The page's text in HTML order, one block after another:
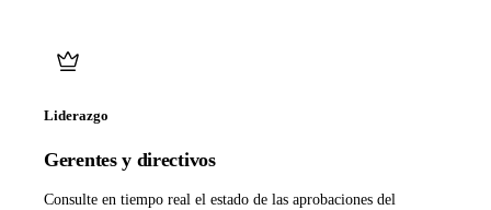
Liderazgo
Gerentes y directivos
Consulte en tiempo real el estado de las aprobaciones del